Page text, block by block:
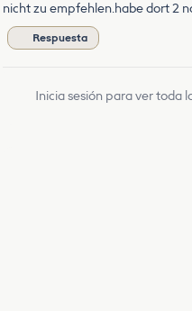
nicht zu empfehlen.habe dort 2
Respuesta
Inicia sesión para ver toda